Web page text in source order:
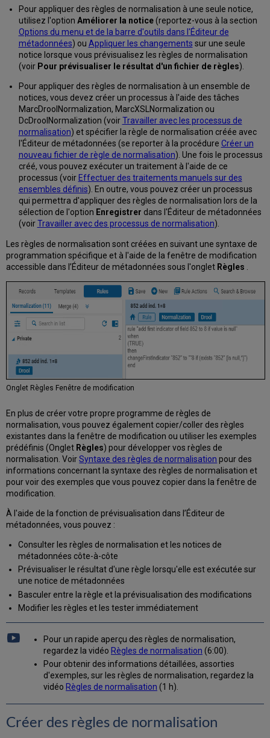
caractères
d’échappement
des
règles
de
normalisation
d’échappement
valides
Erreurs
habituelles
à
éviter
Comment
corriger
les
erreurs
Éléments
de
notice
Condition
Liste
d'actions
Jokers
et
caractères
un
une
règle
de
normalisation
avec
replaceContents
Exemple
Utiliser
un
dans
une
règle
de
normalisation
avec
addField
de
règle
de
normalisation
Pour appliquer des règles de normalisation à une seule notice,
utilisez l'option Améliorer la notice(reportez-vous à la section
Options du menu et de la barre d'outils dans l'Éditeur de
métadonnées) ou Appliquer les changements sur une seule
notice lorsque vous prévisualisez les règles de normalisation
(voir Pour prévisualiser le résultat d'un fichier de règles).
Pour appliquer des règles de normalisation à un ensemble de
notices, vous devez créer un processus à l'aide des tâches
MarcDroolNormalization, MarcXSLNormalization ou
DcDroolNormalization (voirTravailler avec les processus de
normalisation) et spécifier la règle de normalisation créée avec
l'Éditeur de métadonnées (se reporter à la procédure Créer un
nouveau fichier de règle de normalisation). Une fois le processus
créé, vous pouvez exécuter un traitement à l'aide de ce
processus (voir Effectuer des traitements manuels sur des
ensembles définis). En outre, vous pouvez créer un processus
qui permettra d'appliquer des règles de normalisation lors de la
sélection de l'option Enregistrer dans l'Éditeur de métadonnées
(voirTravailler avec des processus de normalisation).
Les règles de normalisation sont créées en suivant une syntaxe de
programmation spécifique et à l'aide de la fenêtre de modification
accessible dans l’Éditeur de métadonnées sous l'onglet Règles
Onglet Règles Fenêtre de modification
En plus de créer votre propre programme de règles de
normalisation, vous pouvez également copier/coller des règles
existantes dans la fenêtre de modification ou utiliser les exemples
prédéfinis (Onglet Règles) pour développer vos règles de
normalisation. VoirSyntaxe des règles de normalisation pour des
informations concernant la syntaxe des règles de normalisation et
pour voir des exemples que vous pouvez copier dans la fenêtre de
modification.
À l'aide de la fonction de prévisualisation dans l’Éditeur de
métadonnées, vous pouvez :
Consulter les règles de normalisation et les notices de
métadonnées côte-à-côte
Prévisualiser le résultat d'une règle lorsqu'elle est exécutée sur
une notice de métadonnées
Basculer entre la règle et la prévisualisation des modifications
Modifier les règles et les tester immédiatement
Pour un rapide aperçu des règles de normalisation,
regardez la vidéo Règles de normalisation (6:00).
Pour obtenir des informations détaillées, assorties
d'exemples, sur les règles de normalisation, regardez la
vidéo Règles de normalisation (1 h).
Créer des règles de normalisation